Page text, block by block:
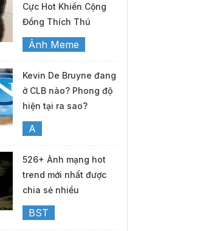
Cực Hot Khiến Cộng
Đồng Thích Thú
Ảnh Meme
Kevin De Bruyne đang
ở CLB nào? Phong độ
hiện tại ra sao?
A
526+ Ảnh mạng hot
trend mới nhất được
chia sẻ nhiều
BST